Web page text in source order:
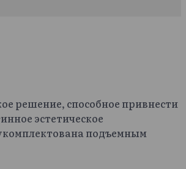
решение, способное привнести
эстетическое
подъемным